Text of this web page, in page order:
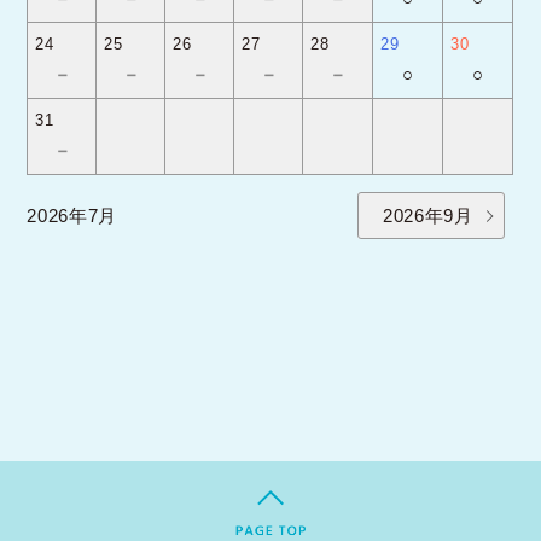
24
－
25
－
26
－
27
－
28
－
29
○
30
○
31
－
2026年7月 2026年9月